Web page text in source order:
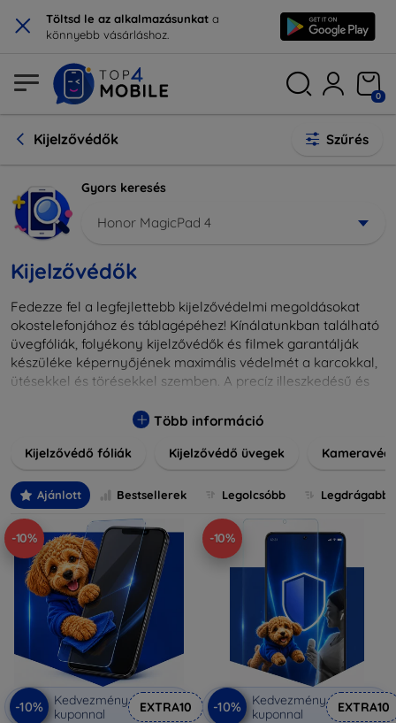
× Töltsd le az alkalmazásunkat a
könnyebb vásárláshoz.
0
Kijelzővédők Szűrés
Gyors keresés
Honor MagicPad 4
Kijelzővédők
Fedezze fel a legfejlettebb kijelzővédelmi megoldásokat
okostelefonjához és táblagépéhez! Kínálatunkban található
üvegfóliák, folyékony kijelzővédők és filmek garantálják
készüléke képernyőjének maximális védelmét a karcokkal,
ütésekkel és törésekkel szemben. A precíz illeszkedésű és
hanem kristálytiszta képet is biztosítanak, megőrzi a
és stílusú kijelzővédőink közül, hogy a mindennapok során is
fedésről vagy íves kijelzővédelemről, a minőséget szem
előtt tartva kínálunk megoldásokat minden eszközre.
Több információ
Kijelzővédő fóliák Kijelzővédő üvegek
Ajánlott Bestsellerek Legolcsóbb Legdrágabb
-10%
-10%
Kedvezmény
kuponnal
EXTRA10
-10%
-10%
Kedvezmény
kuponnal
EXTRA10